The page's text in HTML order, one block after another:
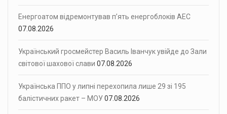
Енергоатом відремонтував п’ять енергоблоків АЕС
07.08.2026
Український гросмейстер Василь Іванчук увійде до Зали
світової шахової слави 07.08.2026
Українська ППО у липні перехопила лише 29 зі 195
балістичних ракет – МОУ07.08.2026